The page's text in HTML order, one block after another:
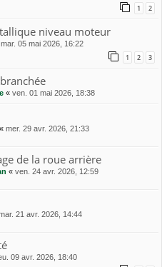
1 2
niveau moteur
mar. 05 mai 2026, 16:22
1 2 3
« ven. 01 mai 2026, 18:38
« mer. 29 avr. 2026, 21:33
de la roue arrière
« ven. 24 avr. 2026, 12:59
21 avr. 2026, 14:44
09 avr. 2026, 18:40